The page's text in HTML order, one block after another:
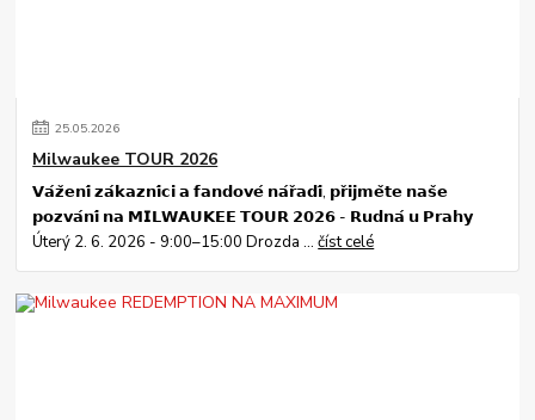
25.05.2026
Milwaukee TOUR 2026
𝗩𝗮́𝘇̌𝗲𝗻𝗶́ 𝘇𝗮́𝗸𝗮𝘇𝗻𝗶́𝗰𝗶 𝗮 𝗳𝗮𝗻𝗱𝗼𝘃𝗲́ 𝗻𝗮́𝗿̌𝗮𝗱𝗶́, 𝗽𝗿̌𝗶𝗷𝗺𝗲̌𝘁𝗲 𝗻𝗮𝘀̌𝗲
𝗽𝗼𝘇𝘃𝗮́𝗻𝗶́ 𝗻𝗮 𝗠𝗜𝗟𝗪𝗔𝗨𝗞𝗘𝗘 𝗧𝗢𝗨𝗥 𝟮𝟬𝟮𝟲 - 𝗥𝘂𝗱𝗻𝗮́ 𝘂 𝗣𝗿𝗮𝗵𝘆
Úterý 2. 6. 2026 - 9:00–15:00 Drozda ...číst celé